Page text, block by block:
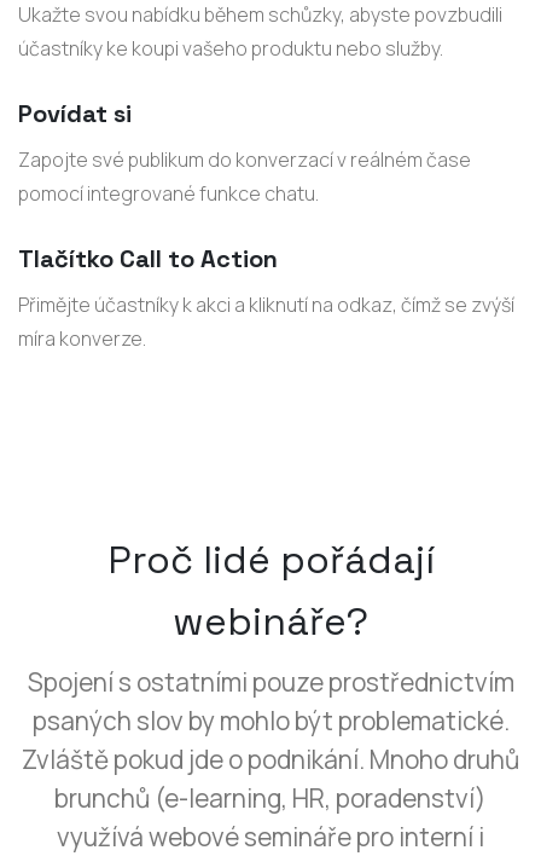
Ukažte svou nabídku během schůzky, abyste povzbudili
účastníky ke koupi vašeho produktu nebo služby.
Povídat si
Zapojte své publikum do konverzací v reálném čase
pomocí integrované funkce chatu.
Tlačítko Call to Action
Přimějte účastníky k akci a kliknutí na odkaz, čímž se zvýší
míra konverze.
Proč lidé pořádají
webináře?
Spojení s ostatními pouze prostřednictvím
psaných slov by mohlo být problematické.
Zvláště pokud jde o podnikání. Mnoho druhů
brunchů (e-learning, HR, poradenství)
využívá webové semináře pro interní i